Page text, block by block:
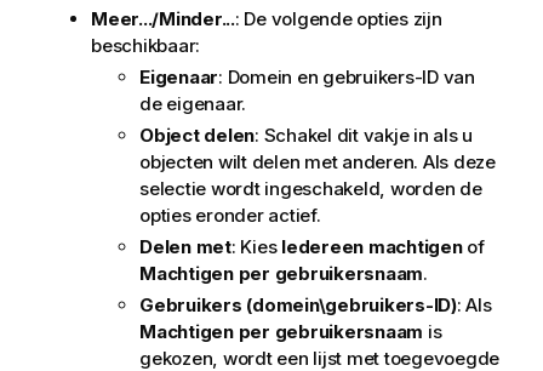
Meer.../Minder...: De volgende opties zijn
beschikbaar:
Eigenaar: Domein en gebruikers-ID van
de eigenaar.
Object delen: Schakel dit vakje in als u
objecten wilt delen met anderen. Als deze
selectie wordt ingeschakeld, worden de
opties eronder actief.
Delen met: Kies Iedereen machtigen of
Machtigen per gebruikersnaam.
Gebruikers (domein\gebruikers-ID): Als
Machtigen per gebruikersnaam is
gekozen, wordt een lijst met toegevoegde